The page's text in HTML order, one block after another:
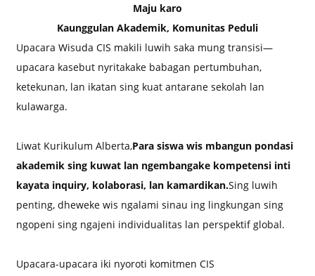
Maju karo
Kaunggulan Akademik, Komunitas Peduli
Upacara Wisuda CIS makili luwih saka mung transisi—
upacara kasebut nyritakake babagan pertumbuhan,
ketekunan, lan ikatan sing kuat antarane sekolah lan
kulawarga.
Liwat Kurikulum Alberta,Para siswa wis mbangun pondasi
akademik sing kuwat lan ngembangake kompetensi inti
kayata inquiry, kolaborasi, lan kamardikan.Sing luwih
penting, dheweke wis ngalami sinau ing lingkungan sing
ngopeni sing ngajeni individualitas lan perspektif global.
Upacara-upacara iki nyoroti komitmen CIS